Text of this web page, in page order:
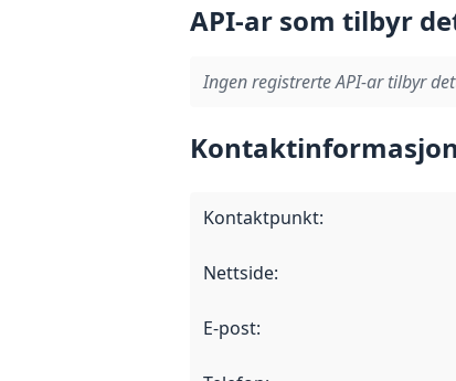
API-ar som tilbyr
Ingen registrerte API-ar tilbyr
Kontaktinformasjon
Kontaktpunkt:
Nettside:
E-post: